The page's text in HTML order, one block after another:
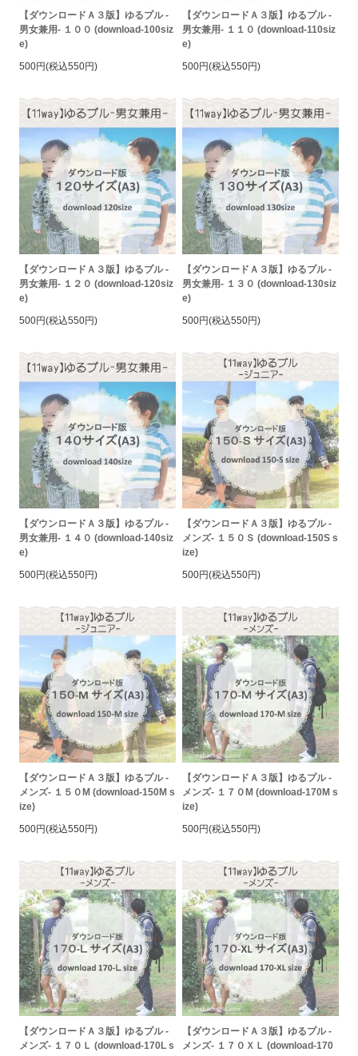
【ダウンロードＡ３版】ゆるプル -
男女兼用- １００ (download-100siz
e)
500円(税込550円)
【ダウンロードＡ３版】ゆるプル -
男女兼用- １１０ (download-110siz
e)
500円(税込550円)
【ダウンロードＡ３版】ゆるプル -
男女兼用- １２０ (download-120siz
e)
500円(税込550円)
【ダウンロードＡ３版】ゆるプル -
男女兼用- １３０ (download-130siz
e)
500円(税込550円)
【ダウンロードＡ３版】ゆるプル -
男女兼用- １４０ (download-140siz
e)
500円(税込550円)
【ダウンロードＡ３版】ゆるプル -
メンズ- １５０Ｓ (download-150S s
ize)
500円(税込550円)
【ダウンロードＡ３版】ゆるプル -
メンズ- １５０M (download-150M s
ize)
500円(税込550円)
【ダウンロードＡ３版】ゆるプル -
メンズ- １７０M (download-170M s
ize)
500円(税込550円)
【ダウンロードＡ３版】ゆるプル -
メンズ- １７０Ｌ (download-170L s
【ダウンロードＡ３版】ゆるプル -
メンズ- １７０ＸＬ (download-170